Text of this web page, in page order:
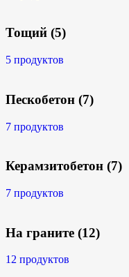
Тощий (5)
5 продуктов
Пескобетон (7)
7 продуктов
Керамзитобетон (7)
7 продуктов
На граните (12)
12 продуктов